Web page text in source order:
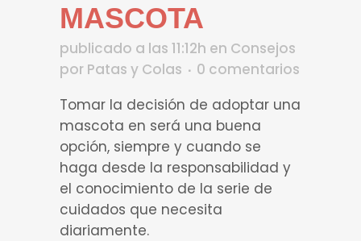
MASCOTA
publicado a las 11:12h en Consejos
por Patas y Colas
0 comentarios
Tomar la decisión de adoptar una
mascota en será una buena
opción, siempre y cuando se
haga desde la responsabilidad y
el conocimiento de la serie de
cuidados que necesita
diariamente.